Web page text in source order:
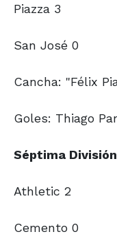
Piazza 3
San José 0
Cancha: "Félix
Goles: Thiago
Séptima División
Athletic 2
Cemento 0